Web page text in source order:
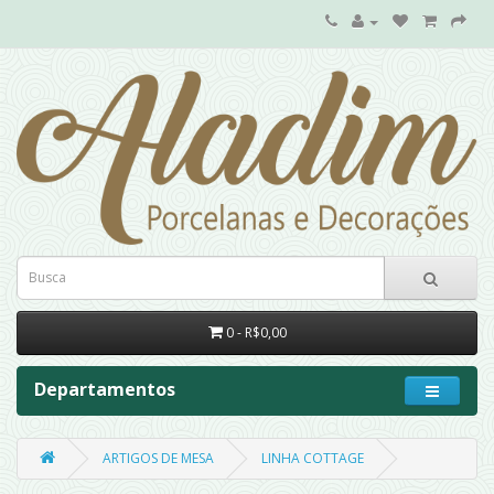
0 - R$0,00
Departamentos
ARTIGOS DE MESA LINHA COTTAGE